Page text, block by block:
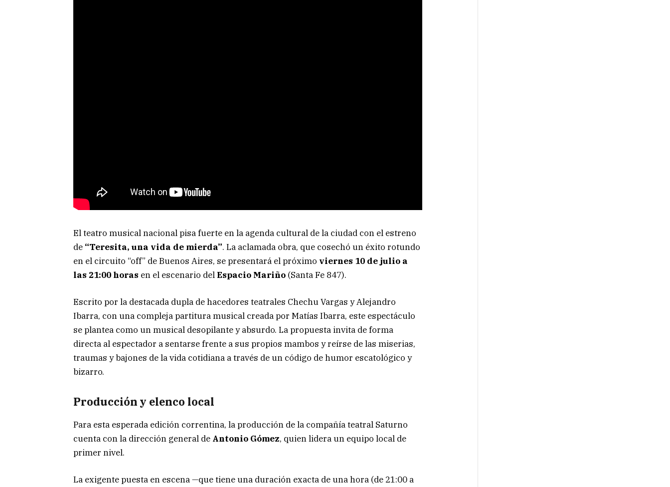
El teatro musical nacional pisa fuerte en la agenda cultural de la ciudad con el estreno
de “Teresita, una vida de mierda”. La aclamada obra, que cosechó un éxito rotundo
en el circuito “off” de Buenos Aires, se presentará el próximo viernes 10 de julio a
las 21:00 horas en el escenario delEspacio Mariño (Santa Fe 847).
Escrito por la destacada dupla de hacedores teatrales Chechu Vargas y Alejandro
Ibarra, con una compleja partitura musical creada por Matías Ibarra, este espectáculo
se plantea como un musical desopilante y absurdo. La propuesta invita de forma
directa al espectador a sentarse frente a sus propios mambos y reírse de las miserias,
traumas y bajones de la vida cotidiana a través de un código de humor escatológico y
bizarro.
Producción y elenco local
Para esta esperada edición correntina, la producción de la compañía teatral Saturno
cuenta con la dirección general de Antonio Gómez, quien lidera un equipo local de
primer nivel.
La exigente puesta en escena —que tiene una duración exacta de una hora (de 21:00 a